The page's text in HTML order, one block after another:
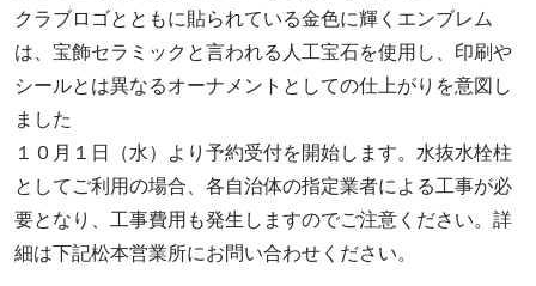
クラブロゴとともに貼られている金色に輝くエンブレム
は、宝飾セラミックと言われる人工宝石を使用し、印刷や
シールとは異なるオーナメントとしての仕上がりを意図し
ました
１０月１日（水）より予約受付を開始します。水抜水栓柱
としてご利用の場合、各自治体の指定業者による工事が必
要となり、工事費用も発生しますのでご注意ください。詳
細は下記松本営業所にお問い合わせください。